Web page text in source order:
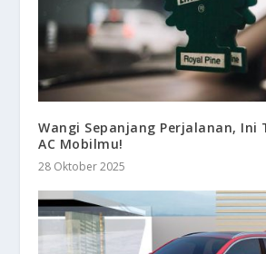
Wangi Sepanjang Perjalanan, Ini
AC Mobilmu!
28 Oktober 2025